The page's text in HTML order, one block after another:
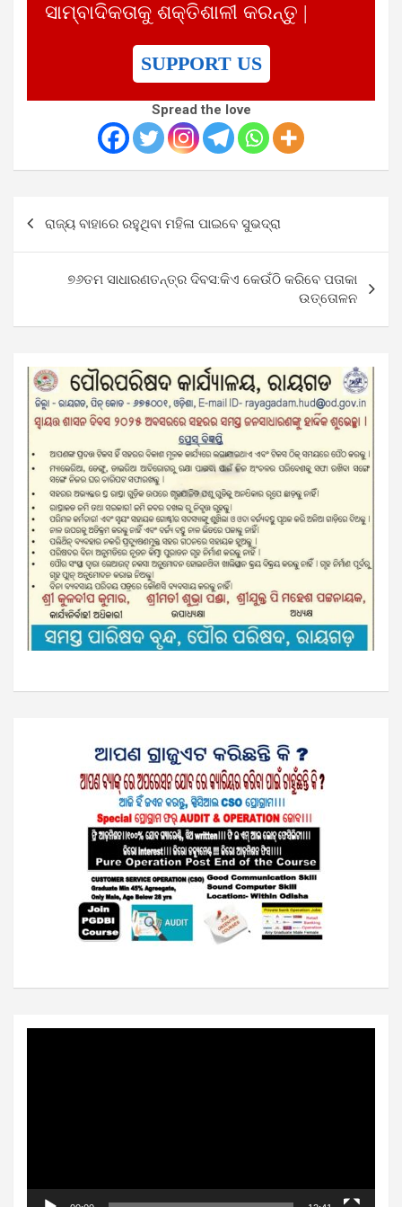
ସାମ୍ବାଦିକତାକୁ ଶକ୍ତିଶାଳୀ କରନ୍ତୁ |
SUPPORT US
Spread the love
navigation
ରାଜ୍ୟ ବାହାରେ ରହୁଥିବା ମହିଳା ପାଇବେ ସୁଭଦ୍ରା
୭୬ତମ ସାଧାରଣତନ୍ତ୍ର ଦିବସ:କିଏ କେଉଁଠି କରିବେ ପତାକା
ଉତ୍ତୋଳନ